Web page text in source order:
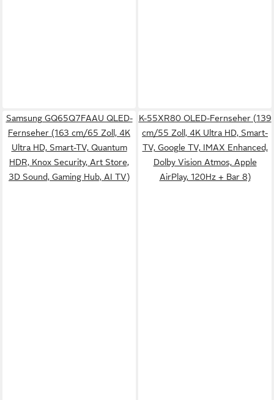
Samsung GQ65Q7FAAU QLED-
Fernseher (163 cm/65 Zoll, 4K
Ultra HD, Smart-TV, Quantum
HDR, Knox Security, Art Store,
3D Sound, Gaming Hub, AI TV)
K-55XR80 OLED-Fernseher (139
cm/55 Zoll, 4K Ultra HD, Smart-
TV, Google TV, IMAX Enhanced,
Dolby Vision Atmos, Apple
AirPlay, 120Hz + Bar 8)